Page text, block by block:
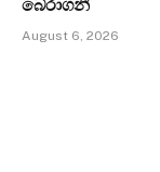
බේරාගනී
August 6, 2026